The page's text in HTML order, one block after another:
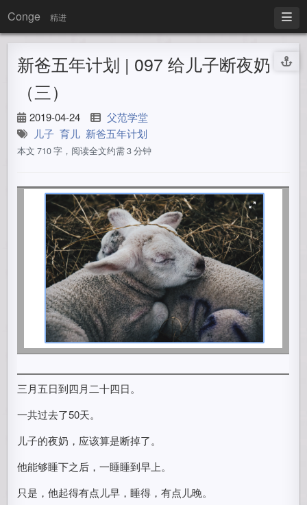
Conge 精进
新爸五年计划 | 097 给儿子断夜奶
（三）
2019-04-24
父范学堂
儿子 育儿 新爸五年计划
本文 710 字，阅读全文约需 3 分钟
三月五日到四月二十四日。
一共过去了50天。
儿子的夜奶，应该算是断掉了。
他能够睡下之后，一睡睡到早上。
只是，他起得有点儿早，睡得，有点儿晚。